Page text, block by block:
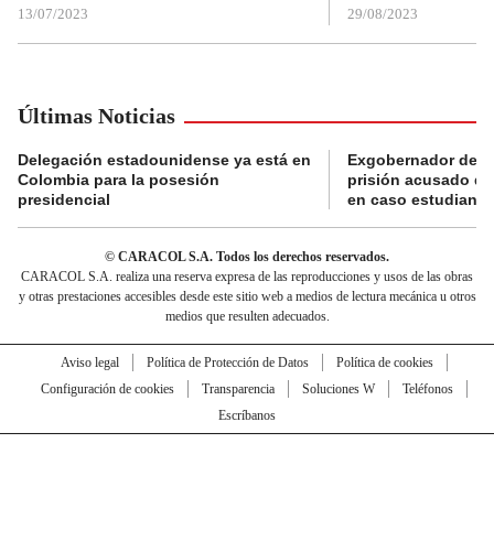
13/07/2023 29/08/2023
Últimas Noticias
Delegación estadounidense ya está en
Colombia para la posesión
presidencial
Exgobernador de
prisión acusado
en caso
© CARACOL S.A. Todos los derechos reservados.
CARACOL S.A. realiza una reserva expresa de las reproducciones y usos de las obras
y otras prestaciones accesibles desde este sitio web a medios de lectura mecánica u otros
medios que resulten adecuados.
Aviso legal Política de Protección de Datos
Política de cookies
Configuración de cookies
Transparencia Soluciones W
Teléfonos
Escríbanos